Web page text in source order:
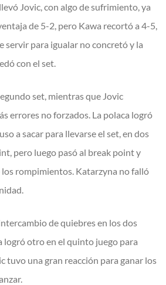
Jovic, con algo de sufrimiento, ya
de 5-2, pero Kawa recortó a 4-5,
servir para igualar no concretó y la
con el set.
set, mientras que Jovic
errores no forzados. La polaca logró
a sacar para llevarse el set, en dos
pero luego pasó al break point y
los rompimientos. Katarzyna no falló
de quiebres en los dos
logró otro en el quinto juego para
tuvo una gran reacción para ganar los